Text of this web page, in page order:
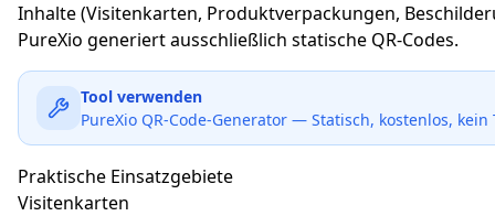
Inhalte (Visitenkarten, Produktverpackungen,
PureXio generiert ausschließlich statische QR-Codes.
Tool verwenden
PureXio QR-Code-Generator — Statisch, kostenlos, kein
Praktische Einsatzgebiete
Visitenkarten